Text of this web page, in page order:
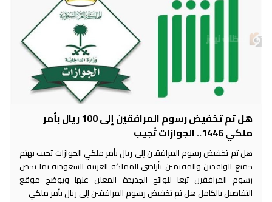
هل تم تخفيض رسوم المرافقين إلى 100 ريال بأمر
ملكي 1446.. الجوازات تُجيب
هل تم تخفيض رسوم المرافقين إلى ريال بأمر ملكي الجوازات تجيب يهتم
جميع الوافدين والمقيمين بأراضي المملكة العربية السعودية بما يخص
رسوم المرافقين تبعا للوائح الجديدة المعلن عنها ويوضح موقع
التفاصيل بالكامل هل تم تخفيض رسوم المرافقين إلى ريال بأمر ملكي